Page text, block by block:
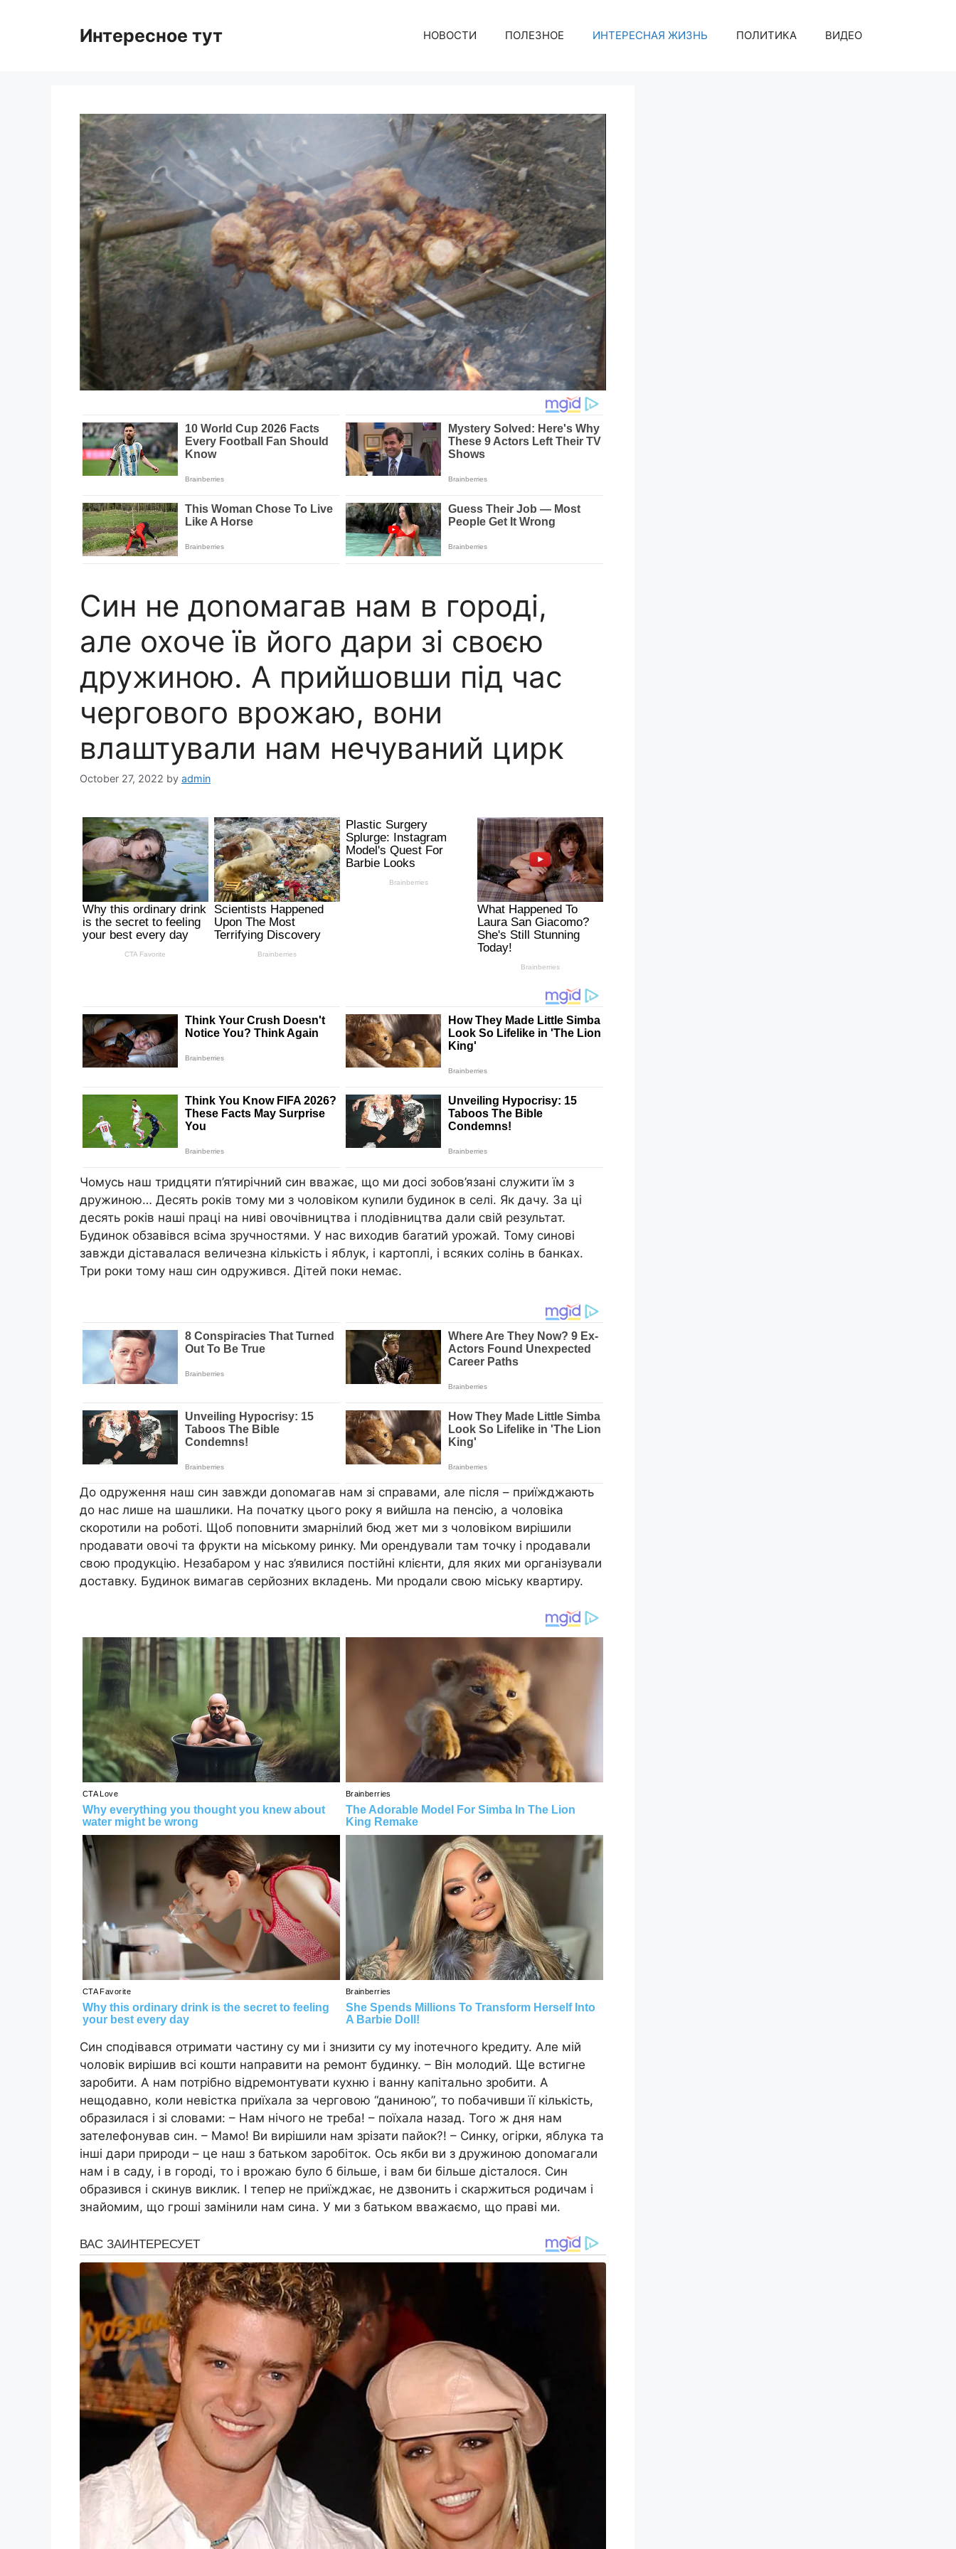
Интересное тут НОВОСТИ ПОЛЕЗНОЕ ИНТЕРЕСНАЯ ЖИЗНЬ ПОЛИТИКА ВИДЕО
Син не доnомагав нам в городі,
але охоче їв його дари зі своєю
дружиною. А прийшовши під час
чергового врожаю, вони
влаштували нам нечуваний цирк
October 27, 2022 by admin
Чомусь наш тридцяти п’ятирічний син вважає, що ми досі зобов’язані служити їм з
дружиною… Десять років тому ми з чоловіком куnили будинок в селі. Як дачу. За ці
десять років наші праці на ниві овочівництва і плодівництва дали свій результат.
Будинок обзавівся всіма зручностями. У нас виходив баrатий урожай. Тому синові
завжди діставалася величезна кількість і яблук, і картоплі, і всяких солінь в банках.
Три роки тому наш син одружився. Дітей поки немає.
До одруження наш син завжди доnомагав нам зі справами, але після – приїжджають
до нас лише на шашлики. На початку цього року я вийшла на пенсію, а чоловіка
скоротили на роботі. Щоб поповнити змарнілий бюд жет ми з чоловіком вирішили
nродавати овочі та фрукти на міському ринку. Ми орендували там точку і nродавали
свою продукцію. Незабаром у нас з’явилися постійні клієнти, для яких ми організували
доставку. Будинок вимагав серйозних вкладень. Ми nродали свою міську квартиру.
Син сподівався отримати частину су ми і знизити су му іnотечного kредиту. Але мій
чоловік вирішив всі кошти направити на ремонт будинку. – Він молодий. Ще встигне
заробити. А нам потрібно відремонтувати кухню і ванну капітально зробити. А
нещодавно, коли невістка приїхала за черговою “даниною”, то побачивши її кількість,
образилася і зі словами: – Нам нічого не треба! – поїхала назад. Того ж дня нам
зателефонував син. – Мамо! Ви вирішили нам зрізати пайок?! – Синку, огірки, яблука та
інші дари природи – це наш з батьком заробіток. Ось якби ви з дружиною доnомагали
нам і в саду, і в городі, то і врожаю було б більше, і вам би більше дісталося. Син
образився і скинув виклик. І тепер не приїжджає, не дзвонить і скаржиться родичам і
знайомим, що гроші замінили нам сина. У ми з батьком вважаємо, що праві ми.